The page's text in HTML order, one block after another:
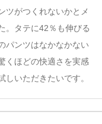
ツがつくれないかとメ
。タテに42％も伸びる
パンツはなかなかない
くほどの快適さを実感
いただきたいです。